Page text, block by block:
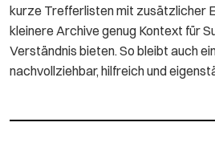
kurze Trefferlisten mit zusätzlicher
kleinere Archive genug Kontext für
Verständnis bieten. So bleibt auch
nachvollziehbar, hilfreich und